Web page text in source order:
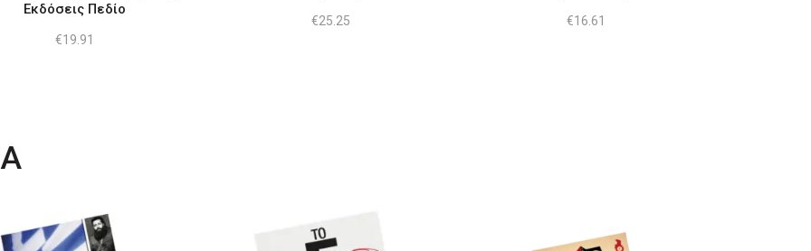
Εκδόσεις Πεδίο
€19.91
€25.25 €16.61